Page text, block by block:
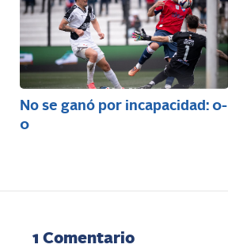
No se ganó por incapacidad: 0-
0
1 Comentario